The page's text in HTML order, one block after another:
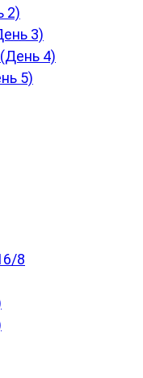
2)
3)
4)
5)
8